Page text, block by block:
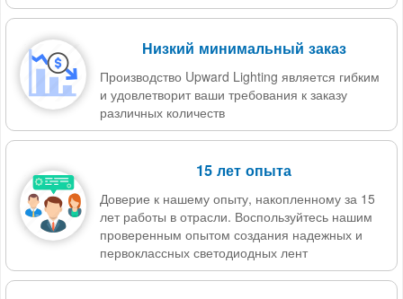
Низкий минимальный заказ
Производство Upward Lighting является гибким
и удовлетворит ваши требования к заказу
различных количеств
15 лет опыта
Доверие к нашему опыту, накопленному за 15
лет работы в отрасли. Воспользуйтесь нашим
проверенным опытом создания надежных и
первоклассных светодиодных лент